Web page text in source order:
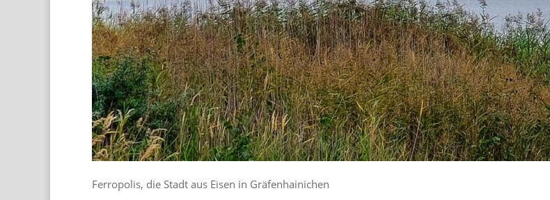
Ferropolis, die Stadt aus Eisen in Gräfenhainichen